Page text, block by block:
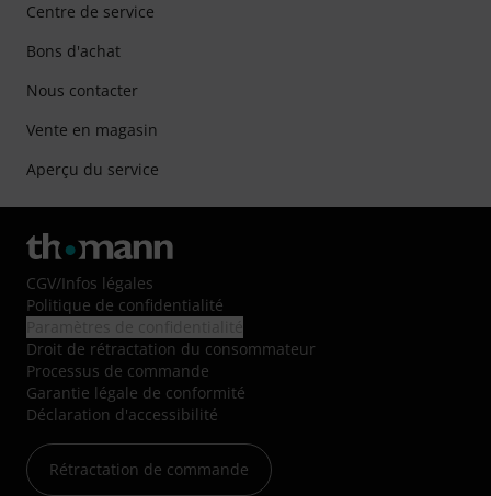
Centre de service
Bons d'achat
Nous contacter
Vente en magasin
Aperçu du service
CGV/Infos légales
Politique de confidentialité
Droit de rétractation du consommateur
Processus de commande
Garantie légale de conformité
Déclaration d'accessibilité
Rétractation de commande